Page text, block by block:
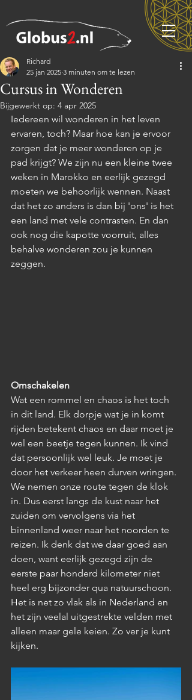
Cursus in Wonderen
Richard
25 jan 2025 3 minuten om te lezen
Bijgewerkt op: 4 apr 2025
Iedereen wil wonderen in het leven
ervaren, toch? Maar hoe kan je ervoor
zorgen dat je meer wonderen op je
pad krijgt? We zijn nu een kleine twee
weken in Marokko en eerlijk gezegd
moeten we behoorlijk wennen. Naast
dat het zo anders is dan bij 'ons' is het
een land met vele contrasten. En dan
ook nog die kapotte voorruit, alles
behalve wonderen zou je kunnen
zeggen.
Omschakelen
Wat een rommel en chaos is het toch
in dit land. Elk dorpje wat je in komt
rijden betekent chaos en daar moet je
wel een beetje tegen kunnen. Ik vind
dat persoonlijk wel leuk. Je moet je
door het verkeer heen durven wringen.
We nemen onze route tegen de klok
in. Dus eerst langs de kust naar het
zuiden om vervolgens via het
binnenland weer naar het noorden te
reizen. Ik denk dat we daar goed aan
doen, want eerlijk gezegd zijn de
eerste paar honderd kilometer niet
heel erg bijzonder qua natuurschoon.
Het is net zo vlak als in Nederland en
het zijn veelal uitgestrekte velden met
alleen maar gele keien. Zo ver je kunt
kijken.